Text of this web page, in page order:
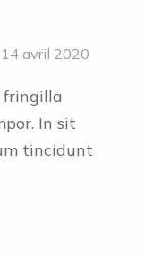
14 avril 2020
fringilla
In sit
tincidunt